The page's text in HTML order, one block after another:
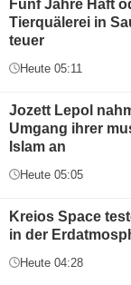
Fünf Jahre Haft
Tierquälerei in
teuer
Heute 05:11
Jozett Lepol
Umgang ihrer
Islam an
Heute 05:05
Kreios Space
in der
Heute 04:28